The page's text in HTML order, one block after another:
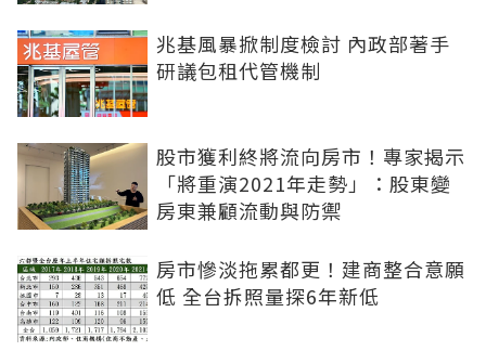
兆基風暴掀制度檢討 內政部著手
研議包租代管機制
股市獲利終將流向房市！專家揭示
「將重演2021年走勢」：股東變
房東兼顧流動與防禦
房市慘淡拖累都更！建商整合意願
低 全台拆照量探6年新低